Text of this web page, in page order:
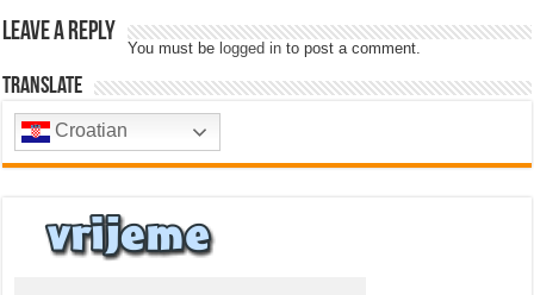
Leave a Reply
You must be logged in to post a comment.
Translate
Croatian